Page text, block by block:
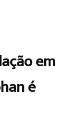
em
é